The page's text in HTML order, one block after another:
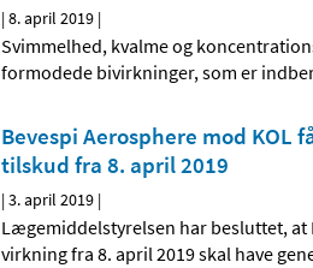
|8. april 2019 |
Svimmelhed, kvalme og
formodede bivirkninger, som er
Bevespi Aerosphere mod KOL
tilskud fra 8. april 2019
|3. april 2019 |
Lægemiddelstyrelsen har besluttet, at
virkning fra 8. april 2019 skal have